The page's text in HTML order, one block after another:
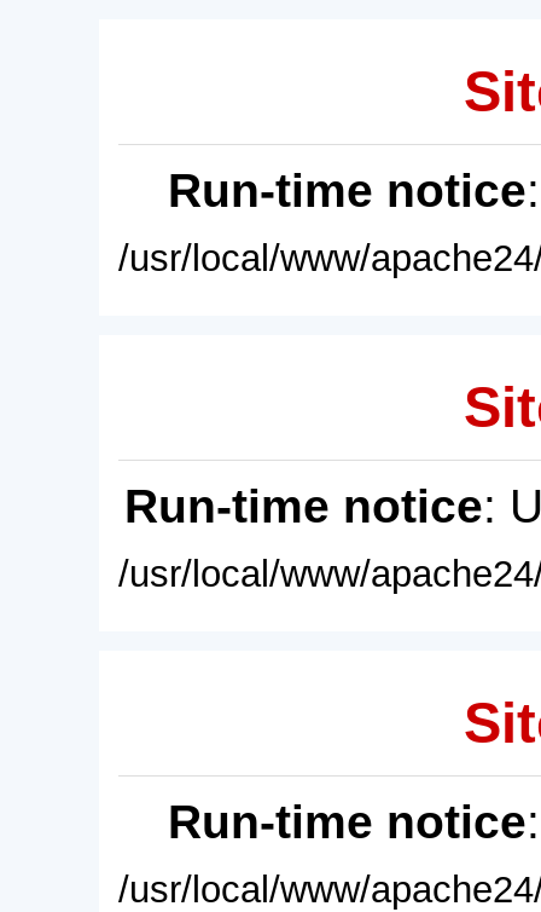
Run-time notice
/usr/local/www/
Run-time notice:
/usr/local/www/
Run-time notice
/usr/local/www/